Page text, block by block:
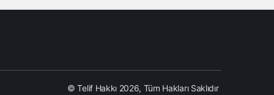
© Telif Hakkı 2026, Tüm Hakları Saklıdır